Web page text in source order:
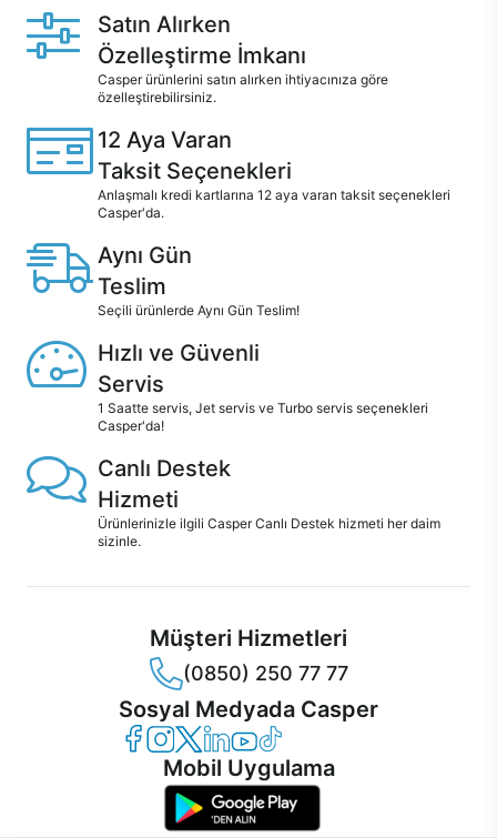
Satın Alırken
Özelleştirme İmkanı
Casper ürünlerini satın alırken ihtiyacınıza göre
özelleştirebilirsiniz.
12 Aya Varan
Taksit Seçenekleri
Anlaşmalı kredi kartlarına 12 aya varan taksit seçenekleri
Casper'da.
Aynı Gün
Teslim
Seçili ürünlerde Aynı Gün Teslim!
Hızlı ve Güvenli
Servis
1 Saatte servis, Jet servis ve Turbo servis seçenekleri
Casper'da!
Canlı Destek
Hizmeti
Ürünlerinizle ilgili Casper Canlı Destek hizmeti her daim
sizinle.
Müşteri Hizmetleri
(0850) 250 77 77
Sosyal Medyada Casper
Casper Facebook
Casper Instagram
Casper Twitter
Casper LinkedIn
Casper YouTube
Casper TikTok
Mobil Uygulama